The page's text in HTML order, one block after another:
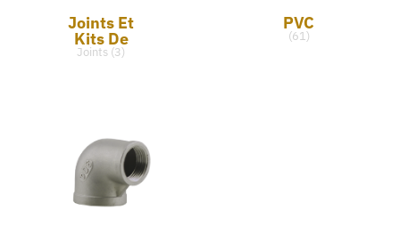
Joints Et
Kits De
Joints (3)
PVC
(61)